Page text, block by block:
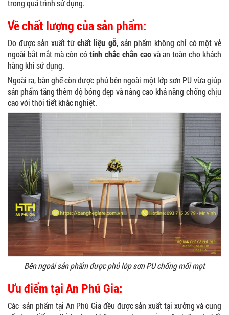
trong quá trình sử dụng.
Về chất lượng của sản phẩm:
Do được sản xuất từ chất liệu gỗ, sản phẩm không chỉ có một vẻ
ngoài bắt mắt mà còn cótính chắc chắn caovà an toàn cho khách
hàng khi sử dụng.
Ngoài ra, bàn ghế còn được phủ bên ngoài một lớp sơn PU vừa giúp
sản phẩm tăng thêm độ bóng đẹp và nâng cao khả năng chống chịu
cao với thời tiết khắc nghiệt.
Bên ngoài sản phẩm được phủ lớp sơn PU chống mối mọt
Ưu điểm tại An Phú Gia:
Các sản phẩm tại An Phú Gia đều được sản xuất tại xưởng và cung
Ghế Ăn nhập khẩu ELLA - Mã SP: GNK05
Liên hệ
BÀN BAR BEER CLUB BCF SX GIÁ RẺ - MÃ SỐ:
GHẾ EAMES - GHẾ NHỰA CAFE CHÂN GỖ GIÁ RẺ
- MÃ SỐ: M002
550.000 VNĐ
GHẾ XẾP GẤP GIÁ RẺ - MÃ SỐ: X001